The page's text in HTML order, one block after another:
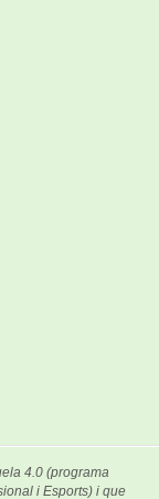
4.0 (programa
i Esports) i que